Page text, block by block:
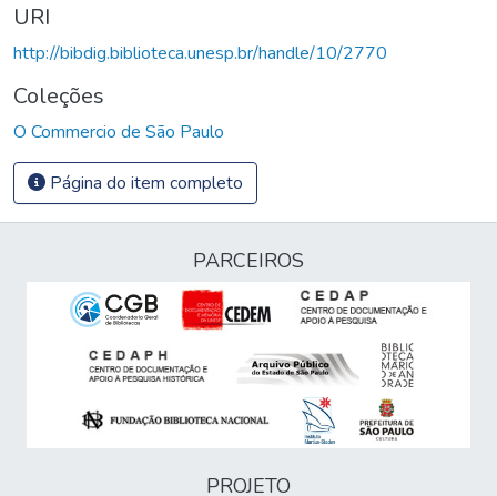
URI
http://bibdig.biblioteca.unesp.br/handle/10/2770
Coleções
O Commercio de São Paulo
Página do item completo
PARCEIROS
PROJETO